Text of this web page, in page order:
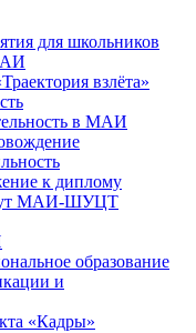
для школьников
взлёта»
в МАИ
к диплому
МАИ-ШУЦТ
образование
и
«Кадры»